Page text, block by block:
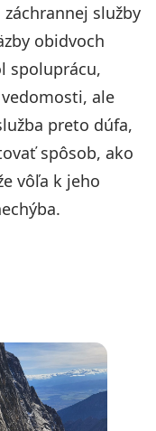
služby
obidvoch
spoluprácu,
ale
preto dúfa,
spôsob, ako
vôľa k jeho